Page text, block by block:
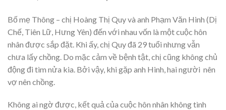
Bố mẹ Thông – chị Hoàng Thị Quy và anh Phạm Văn Hinh (Dị
Chế, Tiên Lữ, Hưng Yên) đến với nhau vốn là một cuộc hôn
nhân được sắp đặt. Khi ấy, chị Quy đã 29 tuổi nhưng vẫn
chưa lấy chồng. Do mặc cảm về bệnh tật, chị cũng không chủ
động đi tìm nửa kia. Bởi vậy, khi gặp anh Hinh, hai người nên
vợ nên chồng.
Không ai ngờ được, kết quả của cuộc hôn nhân không tình